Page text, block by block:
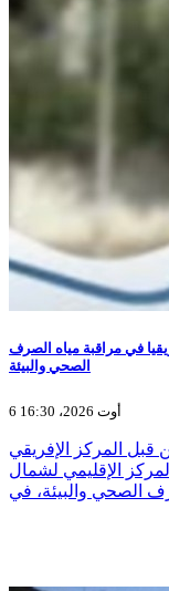
في مراقبة مياه الصرف
الصحي والبيئة
6 أوت 2026، 16:30
قبل المركز الإفريقي
الإقليمي لشمال